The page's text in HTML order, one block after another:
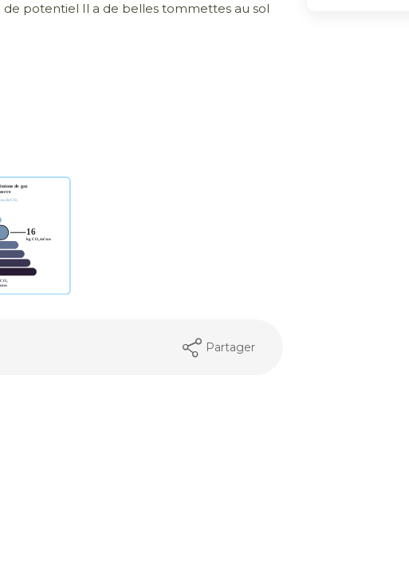
de potentiel Il a de belles tommettes au sol
Partager